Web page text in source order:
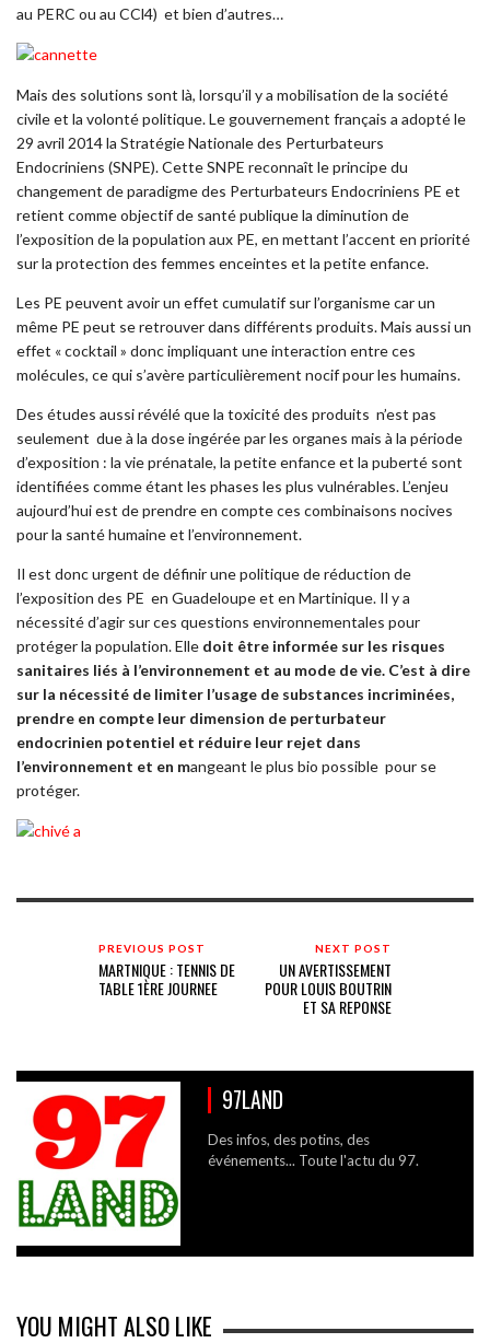
au PERC ou au CCl4) et bien d’autres…
Mais des solutions sont là, lorsqu’il y a mobilisation de la société
civile et la volonté politique. Le gouvernement français a adopté le
29 avril 2014 la Stratégie Nationale des Perturbateurs
Endocriniens (SNPE). Cette SNPE reconnaît le principe du
changement de paradigme des Perturbateurs Endocriniens PE et
retient comme objectif de santé publique la diminution de
l’exposition de la population aux PE, en mettant l’accent en priorité
sur la protection des femmes enceintes et la petite enfance.
Les PE peuvent avoir un effet cumulatif sur l’organisme car un
même PE peut se retrouver dans différents produits. Mais aussi un
effet « cocktail » donc impliquant une interaction entre ces
molécules, ce qui s’avère particulièrement nocif pour les humains.
Des études aussi révélé que la toxicité des produits n’est pas
seulement due à la dose ingérée par les organes mais à la période
d’exposition : la vie prénatale, la petite enfance et la puberté sont
identifiées comme étant les phases les plus vulnérables. L’enjeu
aujourd’hui est de prendre en compte ces combinaisons nocives
pour la santé humaine et l’environnement.
Il est donc urgent de définir une politique de réduction de
l’exposition des PE en Guadeloupe et en Martinique. Il y a
nécessité d’agir sur ces questions environnementales pour
protéger la population. Elle doit être informée sur les risques
sanitaires liés à l’environnement et au mode de vie. C’est à dire
sur la nécessité de limiter l’usage de substances incriminées,
prendre en compte leur dimension de perturbateur
endocrinien potentiel et réduire leur rejet dans
l’environnement et en mangeant le plus bio possible pour se
protéger.
PREVIOUS POST
MARTNIQUE : TENNIS DE
TABLE 1ÈRE JOURNEE
NEXT POST
UN AVERTISSEMENT
POUR LOUIS BOUTRIN
ET SA REPONSE
97LAND
Des infos, des potins, des
événements... Toute l'actu du 97.
YOU MIGHT ALSO LIKE